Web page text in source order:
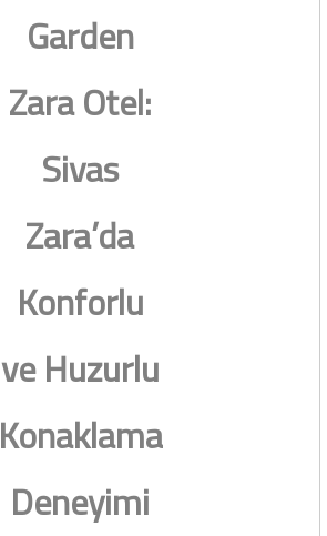
Garden
Zara Otel:
Sivas
Zara’da
Konforlu
ve Huzurlu
Konaklama
Deneyimi